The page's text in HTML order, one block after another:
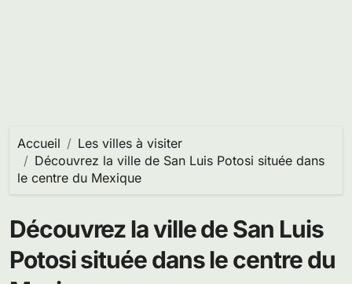
Accueil
Les villes à visiter
Découvrez la ville de San Luis Potosi située dans
le centre du Mexique
Découvrez la ville de San Luis
Potosi située dans le centre du